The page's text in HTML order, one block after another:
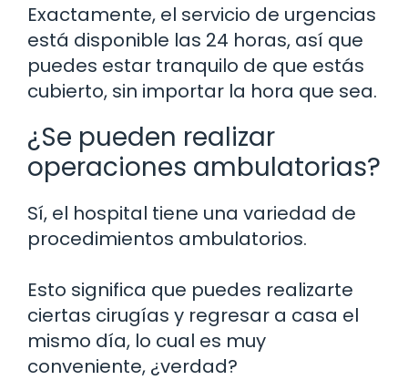
Exactamente, el servicio de urgencias
está disponible las 24 horas, así que
puedes estar tranquilo de que estás
cubierto, sin importar la hora que sea.
¿Se pueden realizar
operaciones ambulatorias?
Sí, el hospital tiene una variedad de
procedimientos ambulatorios.
Esto significa que puedes realizarte
ciertas cirugías y regresar a casa el
mismo día, lo cual es muy
conveniente, ¿verdad?